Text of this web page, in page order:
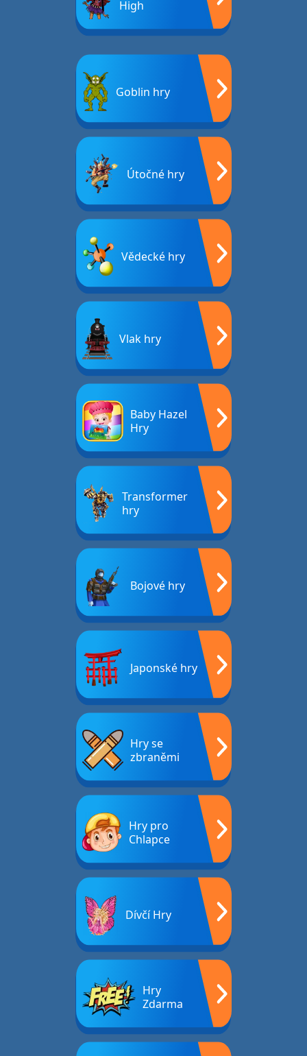
High
Goblin hry
Útočné hry
Vědecké hry
Vlak hry
Baby Hazel
Hry
Transformer
hry
Bojové hry
Japonské hry
Hry se
zbraněmi
Hry pro
Chlapce
Dívčí Hry
Hry
Zdarma